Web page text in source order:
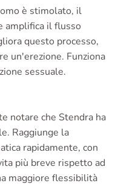
è stimolato, il
amplifica il flusso
questo processo,
un'erezione. Funziona
sessuale.
notare che Stendra ha
Raggiunge la
rapidamente, con
più breve rispetto ad
maggiore flessibilità